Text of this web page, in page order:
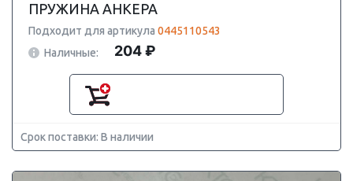
ПРУЖИНА АНКЕРА
Подходит для артикула 0445110543
Наличные:
204 ₽
Срок поставки: В наличии